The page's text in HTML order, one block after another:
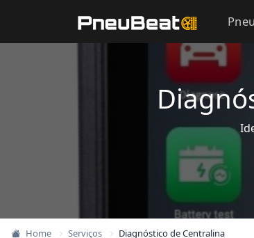
Home Serviços Diagnóstico de Centralina